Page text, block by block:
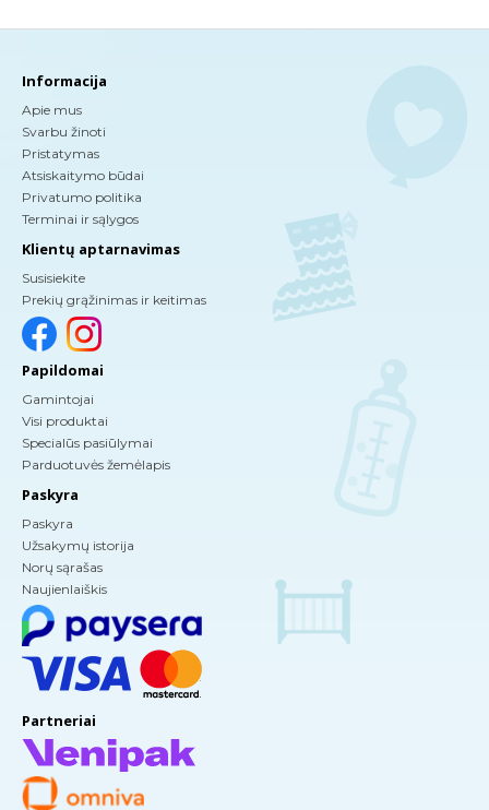
Informacija
Apie mus
Svarbu žinoti
Pristatymas
Atsiskaitymo būdai
Privatumo politika
Terminai ir sąlygos
Klientų aptarnavimas
Susisiekite
Prekių grąžinimas ir keitimas
Papildomai
Gamintojai
Visi produktai
Specialūs pasiūlymai
Parduotuvės žemėlapis
Paskyra
Paskyra
Užsakymų istorija
Norų sąrašas
Naujienlaiškis
Partneriai